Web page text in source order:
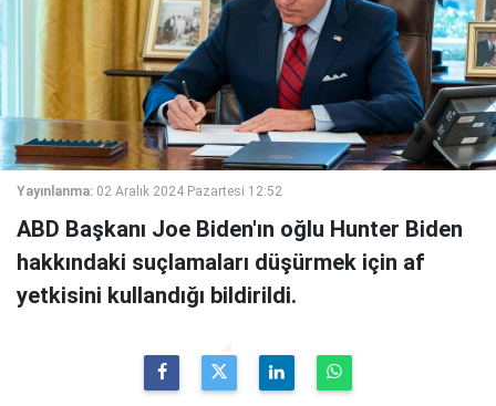
Yayınlanma: 02 Aralık 2024 Pazartesi 12:52
ABD Başkanı Joe Biden'ın oğlu Hunter Biden
hakkındaki suçlamaları düşürmek için af
yetkisini kullandığı bildirildi.